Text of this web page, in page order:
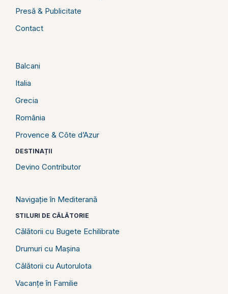
Presă & Publicitate
Contact
Balcani
Italia
Grecia
România
Provence & Côte d’Azur
DESTINAȚII
Devino Contributor
Navigație în Mediterană
STILURI DE CĂLĂTORIE
Călătorii cu Bugete Echilibrate
Drumuri cu Mașina
Călătorii cu Autorulota
Vacanțe în Familie